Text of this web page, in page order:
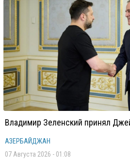
Владимир Зеленский принял
АЗЕРБАЙДЖАН
07 Августа 2026 - 01:08